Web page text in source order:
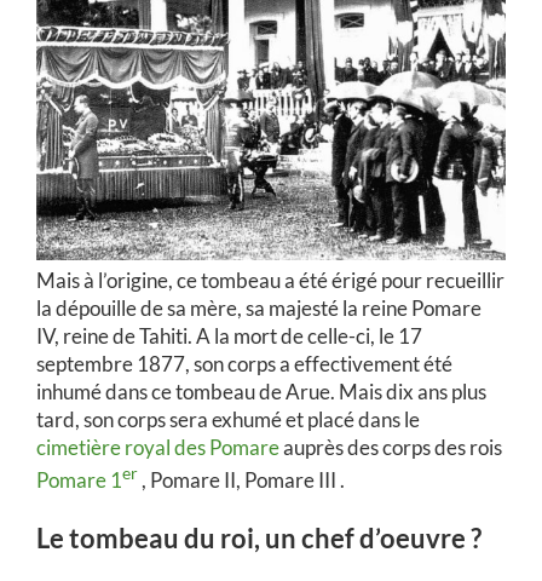
Mais à l’origine, ce tombeau a été érigé pour recueillir
la dépouille de sa mère, sa majesté la reine Pomare
IV, reine de Tahiti. A la mort de celle-ci, le 17
septembre 1877, son corps a effectivement été
inhumé dans ce tombeau de Arue. Mais dix ans plus
tard, son corps sera exhumé et placé dans le
cimetière royal des Pomareauprès des corps des rois
Pomare 1er , Pomare II, Pomare III .
Le tombeau du roi, un chef d’oeuvre ?